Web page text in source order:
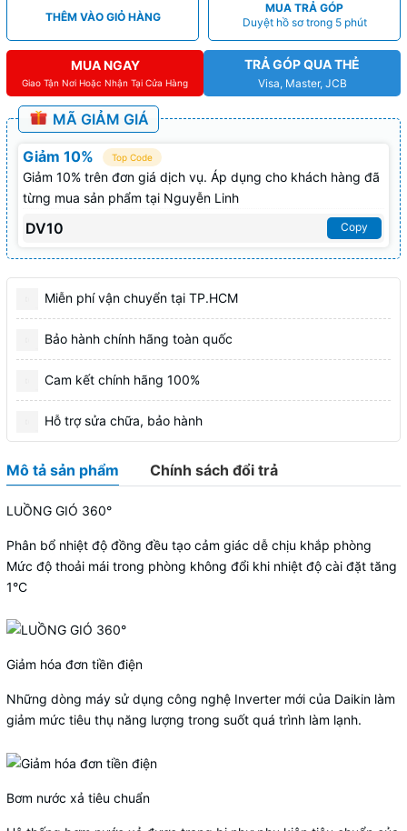
THÊM VÀO GIỎ HÀNG
MUA TRẢ GÓP
Duyệt hồ sơ trong 5 phút
MUA NGAY
Giao Tận Nơi Hoặc Nhận Tại Cửa Hàng
TRẢ GÓP QUA THẺ
Visa, Master, JCB
MÃ GIẢM GIÁ
Giảm 10% Top Code
Giảm 10% trên đơn giá dịch vụ. Áp dụng cho khách hàng đã
từng mua sản phẩm tại Nguyễn Linh
DV10 Copy
Miễn phí vận chuyển tại TP.HCM
Bảo hành chính hãng toàn quốc
Cam kết chính hãng 100%
Hỗ trợ sửa chữa, bảo hành
Mô tả sản phẩm Chính sách đổi trả
LUỒNG GIÓ 360°
Phân bổ nhiệt độ đồng đều tạo cảm giác dễ chịu khắp phòng
Mức độ thoải mái trong phòng không đổi khi nhiệt độ cài đặt tăng
1°C
Giảm hóa đơn tiền điện
Những dòng máy sử dụng công nghệ Inverter mới của Daikin làm
giảm mức tiêu thụ năng lượng trong suốt quá trình làm lạnh.
Bơm nước xả tiêu chuẩn